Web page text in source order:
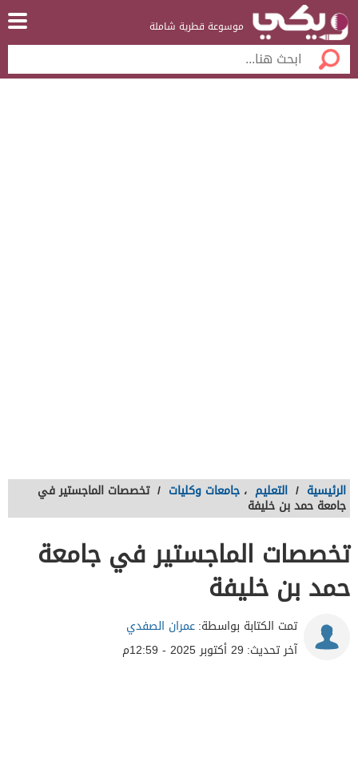
موسوعة قطرية شاملة
الرئيسية / التعليم ، جامعات وكليات / تخصصات الماجستير في
جامعة حمد بن خليفة
تخصصات الماجستير في جامعة
حمد بن خليفة
تمت الكتابة بواسطة:عمران الصفدي
آخر تحديث: 29 أكتوبر 2025 - 12:59م